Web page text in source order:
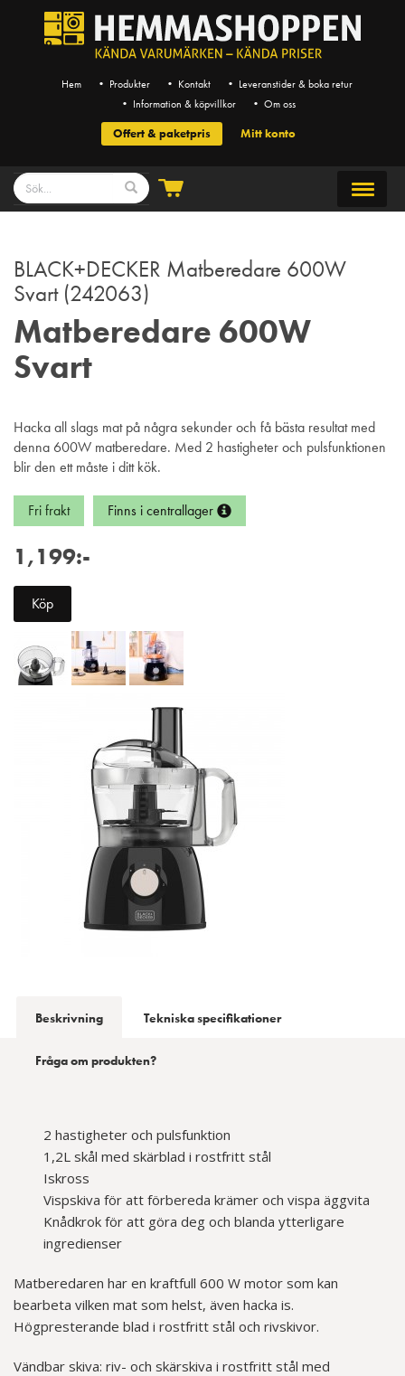
Hem • Produkter • Kontakt
• Leveranstider & boka retur
• Information & köpvillkor
• Om oss
Offert & paketpris Mitt konto
BLACK+DECKER Matberedare 600W
Svart (242063)
Matberedare 600W
Svart
Hacka all slags mat på några sekunder och få bästa resultat med
denna 600W matberedare. Med 2 hastigheter och pulsfunktionen
blir den ett måste i ditt kök.
Fri frakt Finns i centrallager
1,199:-
Köp
Beskrivning Tekniska specifikationer
Fråga om produkten?
2 hastigheter och pulsfunktion
1,2L skål med skärblad i rostfritt stål
Iskross
Vispskiva för att förbereda krämer och vispa äggvita
Knådkrok för att göra deg och blanda ytterligare
ingredienser
Matberedaren har en kraftfull 600 W motor som kan
bearbeta vilken mat som helst, även hacka is.
Högpresterande blad i rostfritt stål och rivskivor.
Vändbar skiva: riv- och skärskiva i rostfritt stål med